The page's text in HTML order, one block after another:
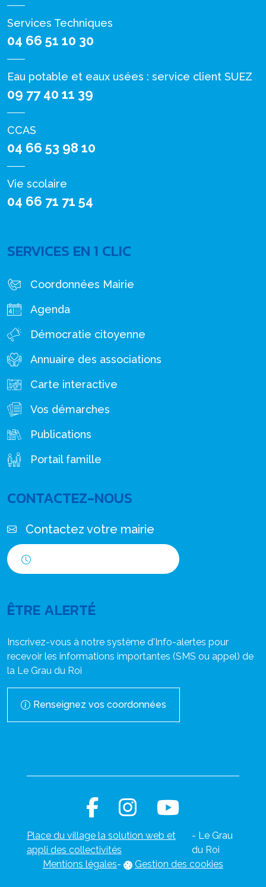
Services Techniques
04 66 51 10 30
Eau potable et eaux usées : service client SUEZ
09 77 40 11 39
CCAS
04 66 53 98 10
Vie scolaire
04 66 71 71 54
SERVICES EN 1 CLIC
Coordonnées Mairie
Agenda
Démocratie citoyenne
Annuaire des associations
Carte interactive
Vos démarches
Publications
Portail famille
CONTACTEZ-NOUS
Contactez votre mairie
ÊTRE ALERTÉ
Inscrivez-vous à notre système d'Info-alertes pour
recevoir les informations importantes (SMS ou appel) de
la Le Grau du Roi
Renseignez vos coordonnées
Place du village la solution web et
appli des collectivités
- Le Grau
du Roi
Mentions légales- Gestion des cookies